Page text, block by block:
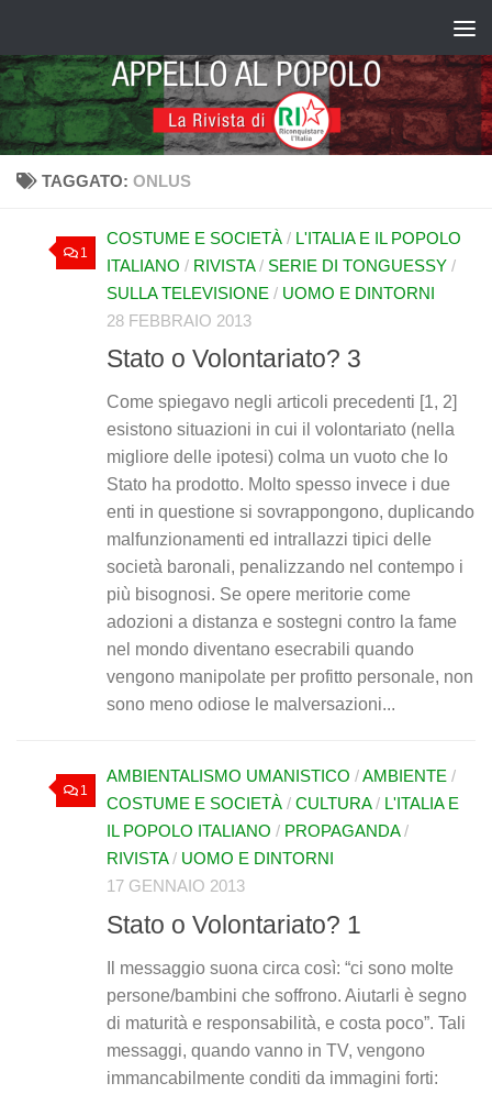
TAGGATO: ONLUS
1
COSTUME E SOCIETÀ / L'ITALIA E IL POPOLO
ITALIANO / RIVISTA/ SERIE DI TONGUESSY /
SULLA TELEVISIONE / UOMO E DINTORNI
28 FEBBRAIO 2013
Stato o Volontariato? 3
Come spiegavo negli articoli precedenti [1, 2]
esistono situazioni in cui il volontariato (nella
migliore delle ipotesi) colma un vuoto che lo
Stato ha prodotto. Molto spesso invece i due
enti in questione si sovrappongono, duplicando
malfunzionamenti ed intrallazzi tipici delle
società baronali, penalizzando nel contempo i
più bisognosi. Se opere meritorie come
adozioni a distanza e sostegni contro la fame
nel mondo diventano esecrabili quando
vengono manipolate per profitto personale, non
sono meno odiose le malversazioni...
1
AMBIENTALISMO UMANISTICO /AMBIENTE /
COSTUME E SOCIETÀ / CULTURA/ L'ITALIA E
IL POPOLO ITALIANO / PROPAGANDA/
RIVISTA/ UOMO E DINTORNI
17 GENNAIO 2013
Stato o Volontariato? 1
Il messaggio suona circa così: “ci sono molte
persone/bambini che soffrono. Aiutarli è segno
di maturità e responsabilità, e costa poco”. Tali
messaggi, quando vanno in TV, vengono
immancabilmente conditi da immagini forti: